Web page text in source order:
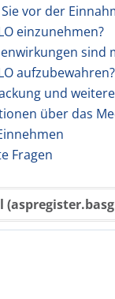
vor der
einzunehmen?
sind
aufzubewahren?
und
über das
Fragen